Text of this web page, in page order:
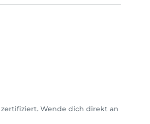
Wende dich direkt an